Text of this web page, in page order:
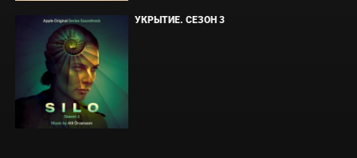
УКРЫТИЕ. СЕЗОН 3